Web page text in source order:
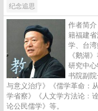
纪念追思
作者简
籍福建
学、台
《鹅湖
研究中
书院副
与意义治疗》《儒学革命：
学省察》《人文学方法论﹕
论公民儒学》等。